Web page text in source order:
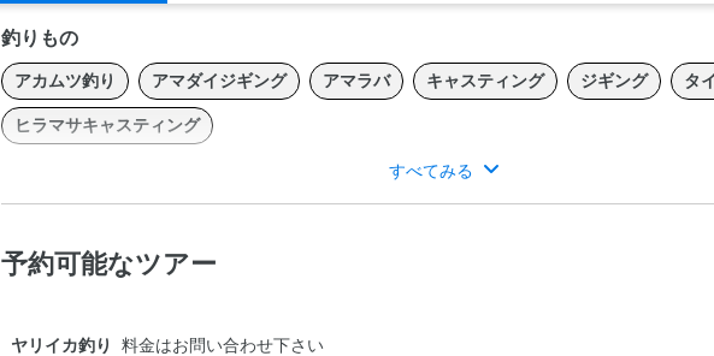
釣りもの
アカムツ釣り アマダイジギング アマラバ キャスティング ジギング タ
ヒラマサキャスティング
ジギング・キャスティングを主に、山形県酒田港より、飛島方面・酒田沖へご案内。
すべてみる
予約可能なツアー
ヤリイカ釣り 料金はお問い合わせ下さい